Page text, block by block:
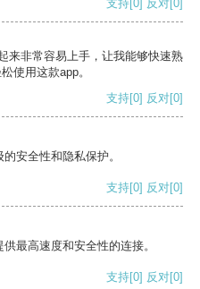
支持[0] 反对[0]
来非常容易上手，让我能够快速熟
使用这款app。
支持[0] 反对[0]
安全性和隐私保护。
支持[0] 反对[0]
最高速度和安全性的连接。
支持[0] 反对[0]